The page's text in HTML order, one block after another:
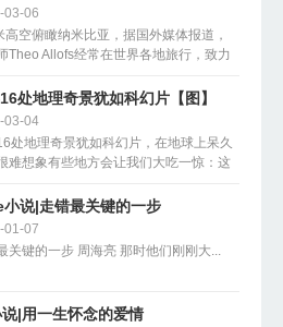
03-06
高空俯瞰纳米比亚，据国外媒体报道，
Theo Allofs经常在世界各地旅行，致力
处地理奇景犹如科幻片【图】
03-04
处地理奇景犹如科幻片，在地球上呆久
难想象有些地方会让我们大吃一惊：这
，......
说|走错最关键的一步
01-07
关键的一步 周海亮 那时他们刚刚大...
|用一生怀念的爱情